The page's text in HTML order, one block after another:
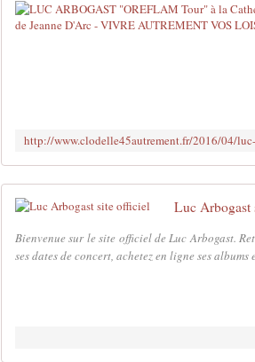
Luc Arbogast
Bienvenue sur le site officiel de Luc Arbogast.
ses dates de concert, achetez en ligne ses